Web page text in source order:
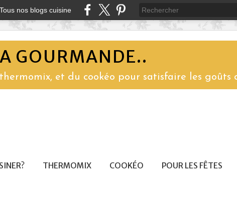
Tous nos blogs cuisine
GOURMANDE..
et du cookéo pour satisfaire les goûts
THERMOMIX COOKÉO POUR LES FÊTES